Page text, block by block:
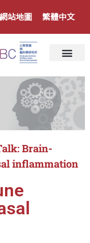
網站地圖 繁體中文
Brain-
inflammation